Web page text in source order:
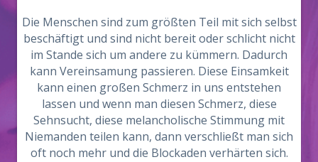
Die Menschen sind zum größten Teil mit sich selbst
beschäftigt und sind nicht bereit oder schlicht nicht
im Stande sich um andere zu kümmern. Dadurch
kann Vereinsamung passieren. Diese Einsamkeit
kann einen großen Schmerz in uns entstehen
lassen und wenn man diesen Schmerz, diese
Sehnsucht, diese melancholische Stimmung mit
Niemanden teilen kann, dann verschließt man sich
oft noch mehr und die Blockaden verhärten sich.